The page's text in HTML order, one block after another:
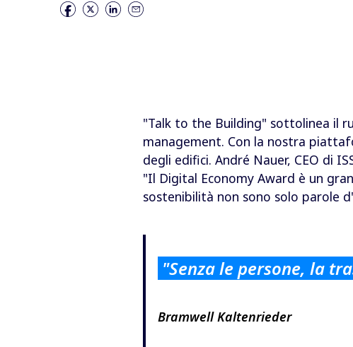
"Talk to the Building" sottolinea il
management. Con la nostra
degli edifici. André Nauer, CEO di
"Il Digital Economy Award è un
sostenibilità non sono solo parole
"Senza le persone, la
Bramwell Kaltenrieder